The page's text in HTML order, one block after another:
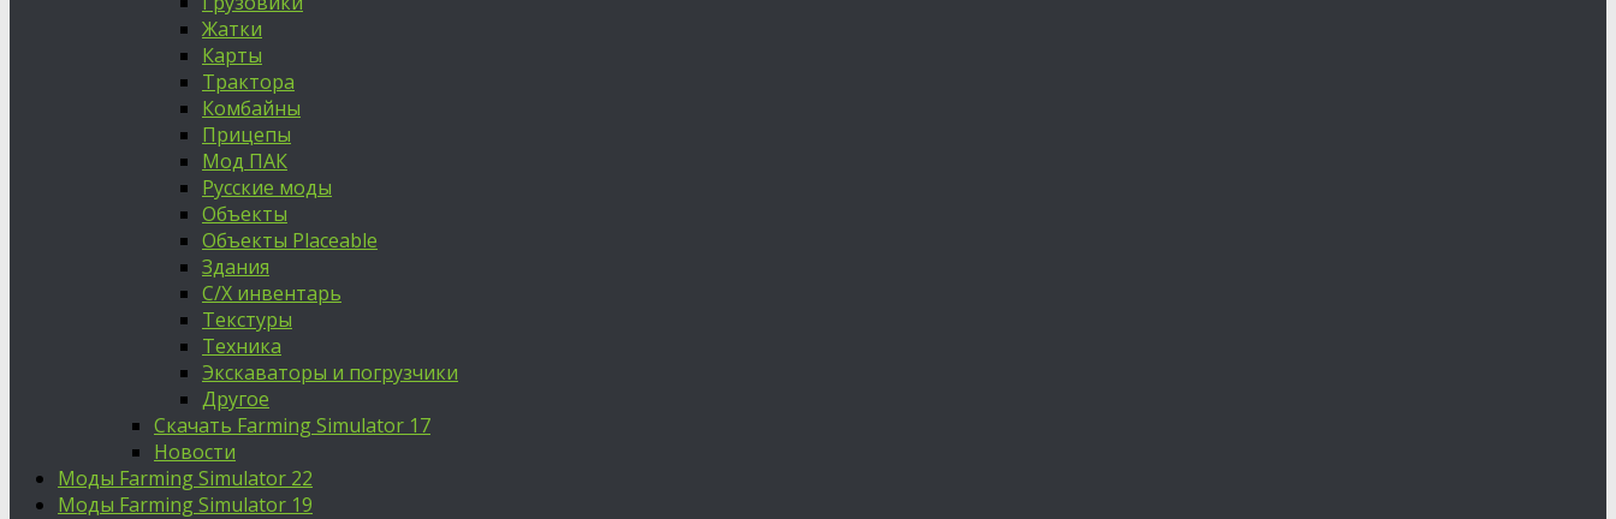
Жатки
Карты
Трактора
Комбайны
Прицепы
Мод ПАК
Русские моды
Объекты
Объекты Placeable
Здания
С/Х инвентарь
Текстуры
Техника
Экскаваторы и погрузчики
Другое
Скачать Farming Simulator 17
Новости
Моды Farming Simulator 22
Моды Farming Simulator 19